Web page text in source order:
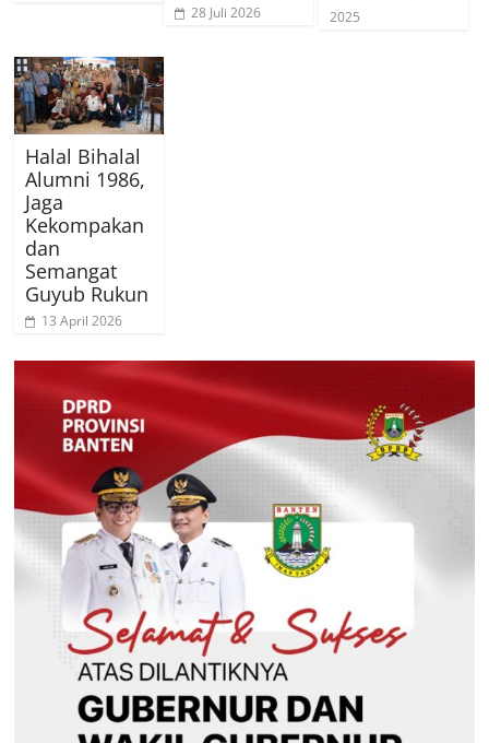
28 Juli 2026
2025
Halal Bihalal
Alumni 1986,
Jaga
Kekompakan
dan
Semangat
Guyub Rukun
13 April 2026